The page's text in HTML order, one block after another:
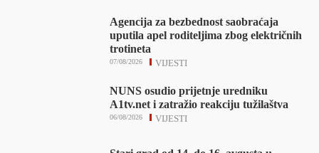
Agencija za bezbednost saobraćaja
uputila apel roditeljima zbog električnih
trotineta
VIJESTI
07/08/2026
NUNS osudio prijetnje uredniku
A1tv.net i zatražio reakciju tužilaštva
VIJESTI
06/08/2026